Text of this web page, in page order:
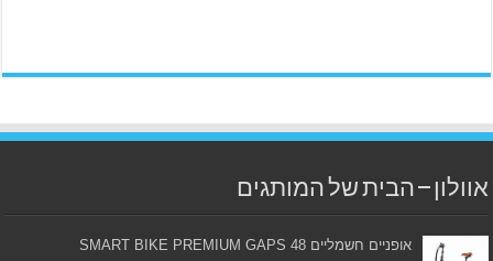
אוולון – הבית של המותגים
אופניים חשמליים SMART BIKE PREMIUM GAPS 48